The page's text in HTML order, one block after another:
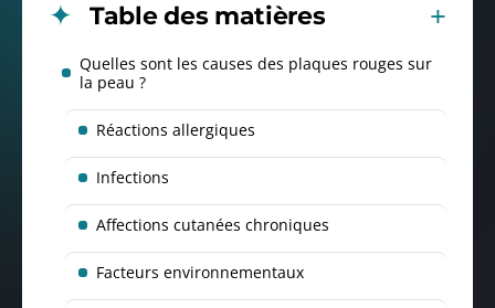
Table des matières
Quelles sont les causes des plaques rouges sur
la peau ?
Réactions allergiques
Infections
Affections cutanées chroniques
Facteurs environnementaux